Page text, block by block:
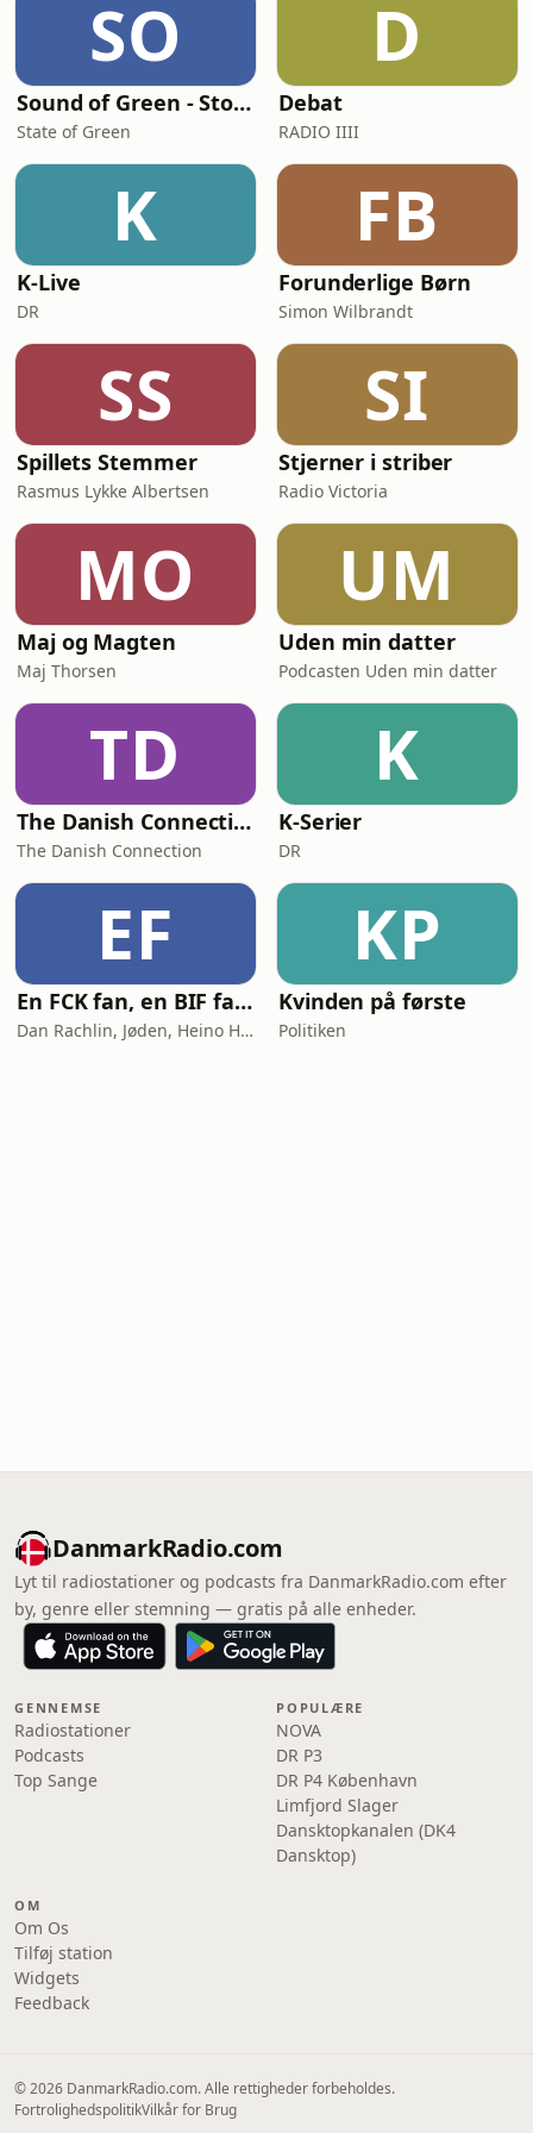
under Første Verdenskrig. Her vokser
utilfredsheden i f
SO
Sound of Green - Stories from Denmark's green transition
State of Green
D
Debat
RADIO IIII
K
K-Live
DR
FB
Forunderlige Børn
Simon Wilbrandt
SS
Spillets Stemmer
Rasmus Lykke Albertsen
SI
Stjerner i striber
Radio Victoria
MO
Maj og Magten
Maj Thorsen
UM
Uden min datter
Podcasten Uden min datter
TD
The Danish Connection
The Danish Connection
K
K-Serier
DR
EF
En FCK fan, en BIF fan og en AGF fan går ind på en bar
Dan Rachlin, Jøden, Heino Hansen
KP
Kvinden på første
Politiken
DanmarkRadio.com
Lyt til radiostationer og podcasts fra DanmarkRadio.com efter
by, genre eller stemning — gratis på alle enheder.
GENNEMSE
Radiostationer
Podcasts
Top Sange
POPULÆRE
NOVA
DR P3
DR P4 København
Limfjord Slager
Dansktopkanalen (DK4
Dansktop)
OM
Om Os
Tilføj station
Widgets
Feedback
© 2026 DanmarkRadio.com. Alle rettigheder forbeholdes.
FortrolighedspolitikVilkår for Brug